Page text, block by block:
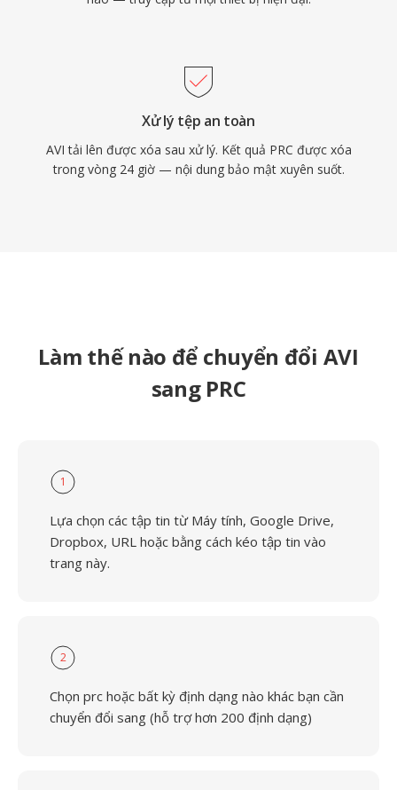
Xử lý tệp an toàn
AVI tải lên được xóa sau xử lý. Kết quả PRC được xóa
trong vòng 24 giờ — nội dung bảo mật xuyên suốt.
Làm thế nào để chuyển đổi AVI
sang PRC
1
Lựa chọn các tập tin từ Máy tính, Google Drive,
Dropbox, URL hoặc bằng cách kéo tập tin vào
trang này.
2
Chọn prc hoặc bất kỳ định dạng nào khác bạn cần
chuyển đổi sang (hỗ trợ hơn 200 định dạng)